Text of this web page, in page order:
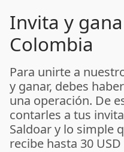
Invita y
Colombia
Para unirte a
y ganar, debes
una operación. De
contarles a tus
Saldoar y lo simple
recibe hasta 30